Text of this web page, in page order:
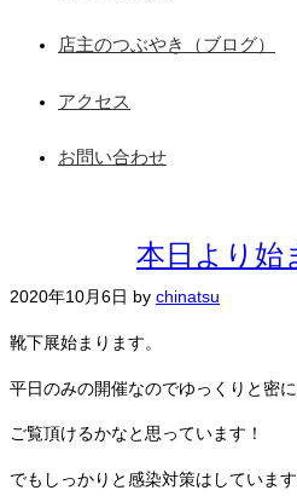
店主のつぶやき（ブログ）
アクセス
お問い合わせ
本日より始
2020年10月6日 by chinatsu
靴下展始まります。
平日のみの開催なのでゆっくりと密
ご覧頂けるかなと思っています！
でもしっかりと感染対策はしていま